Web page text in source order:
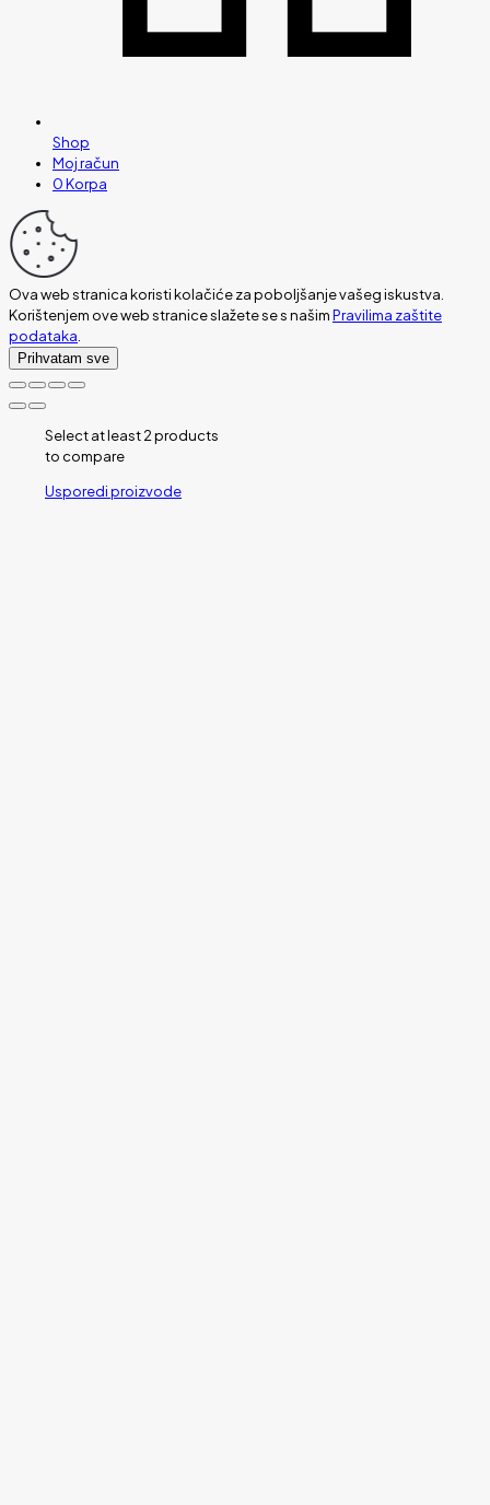
Shop
Moj račun
0Korpa
Ova web stranica koristi kolačiće za poboljšanje vašeg iskustva.
Korištenjem ove web stranice slažete se s našimPravilima zaštite
podataka.
Prihvatam sve
Select at least 2 products
to compare
Usporedi proizvode